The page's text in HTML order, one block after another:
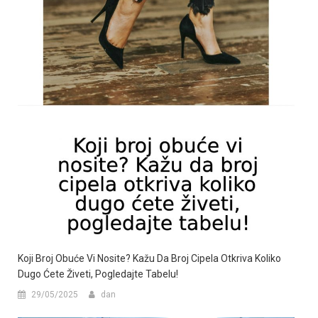
Koji Broj Obuće Vi Nosite? Kažu Da Broj Cipela Otkriva Koliko
Dugo Ćete Živeti, Pogledajte Tabelu!
29/05/2025 dan